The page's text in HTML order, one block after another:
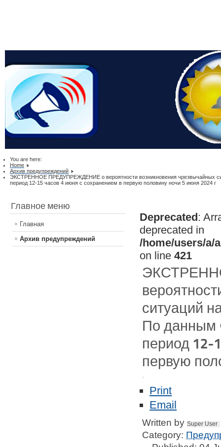
You are here:
Home
Архив предупреждений
ЭКСТРЕННОЕ ПРЕДУПРЕЖДЕНИЕ о вероятности возникновения чрезвычайных
период 12-15 часов 4 июня с сохранением в первую половину ночи 5 июня 2024 г
Главное меню
Главная
Архив предупреждений
Deprecated :
deprecated in
/home/users/a/
on line421
ситуаций
По данным
период 12-
первую
Print
Email
Written bySuper User
Category: